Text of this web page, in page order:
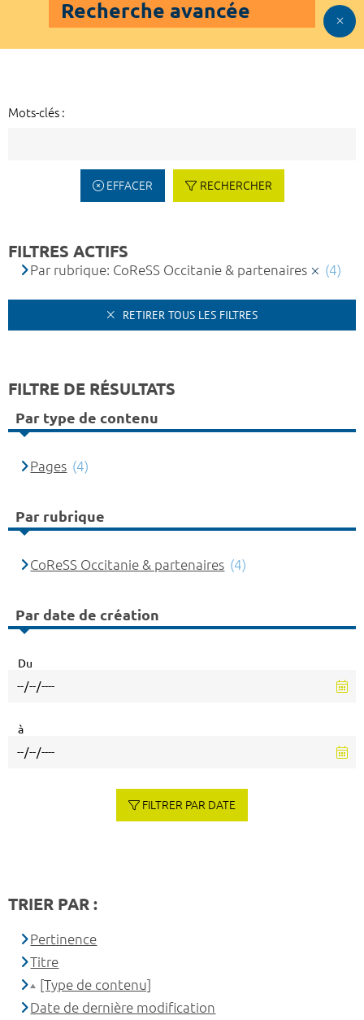
Recherche avancée
Mots-clés :
EFFACER RECHERCHER
FILTRES ACTIFS
Par rubrique: CoReSS Occitanie & partenaires (4)
RETIRER TOUS LES FILTRES
FILTRE DE RÉSULTATS
Par type de contenu
Pages (4)
Par rubrique
CoReSS Occitanie & partenaires (4)
Par date de création
Du
à
FILTRER PAR DATE
TRIER PAR :
Pertinence
Titre
[Type de contenu]
Date de dernière modification